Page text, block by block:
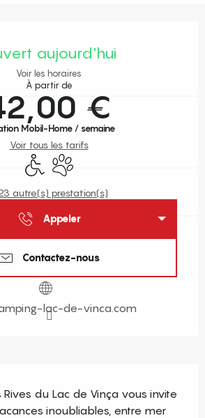
aujourd'hui
Voir les horaires
À partir de
€
Mobil-Home / semaine
Voir tous les tarifs
Accès handicapés
Animaux acceptés
autre(s) prestation(s)
Appeler
Contactez-nous
lac-de-vinca.com
Rives du Lac de Vinça vous invite
inoubliables, entre mer